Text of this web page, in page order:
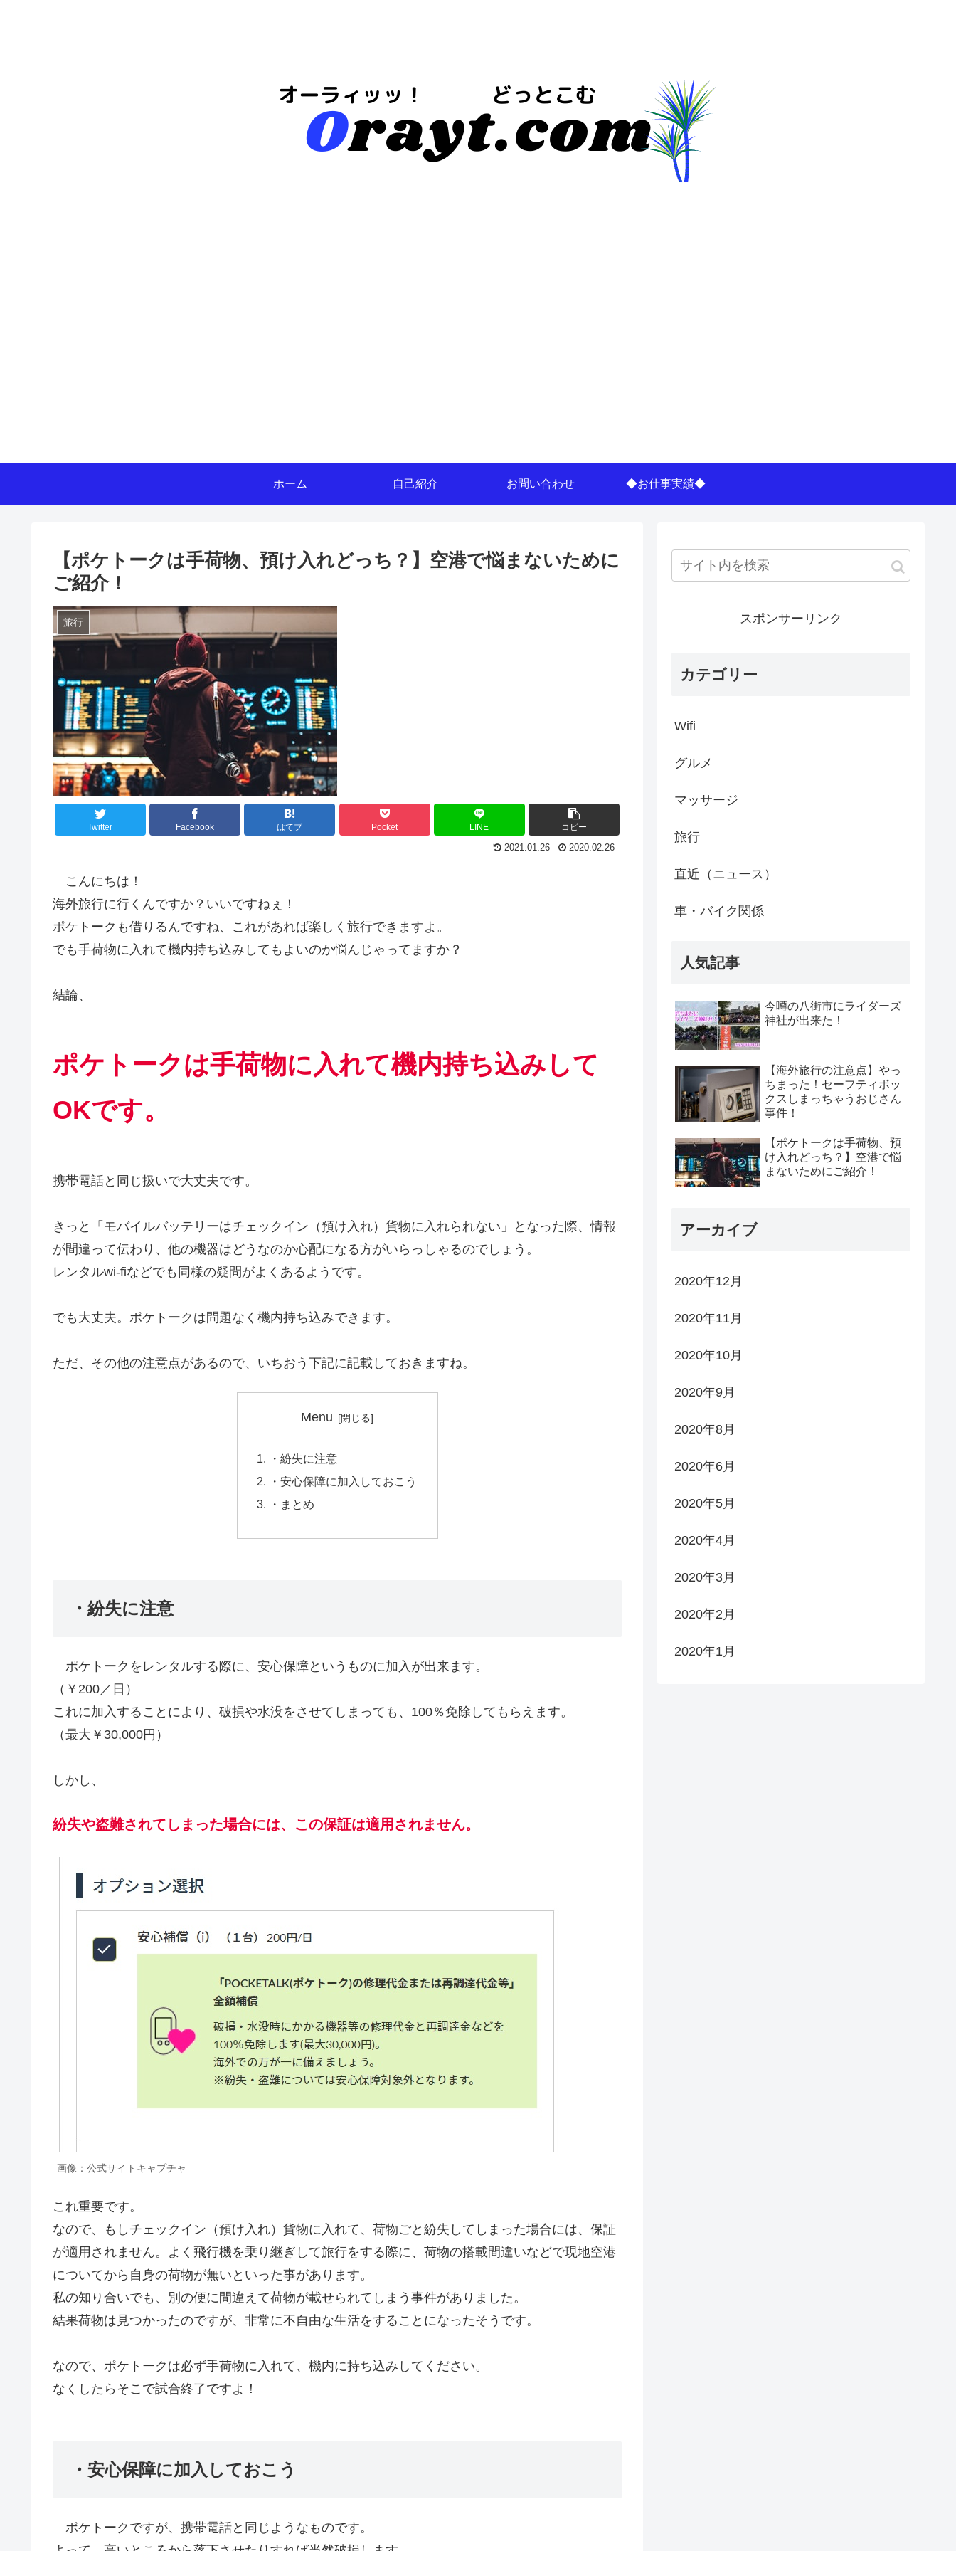
ホーム 自己紹介 お問い合わせ ◆お仕事実績◆
【ポケトークは手荷物、預け入れどっち？】空港で悩まないために
ご紹介！
旅行
Twitter Facebook はてブ Pocket LINE コピー
2021.01.26 2020.02.26
こんにちは！
海外旅行に行くんですか？いいですねぇ！
ポケトークも借りるんですね、これがあれば楽しく旅行できますよ。
でも手荷物に入れて機内持ち込みしてもよいのか悩んじゃってますか？
結論、
ポケトークは手荷物に入れて機内持ち込みして
OKです。
携帯電話と同じ扱いで大丈夫です。
きっと「モバイルバッテリーはチェックイン（預け入れ）貨物に入れられない」となった際、情報
が間違って伝わり、他の機器はどうなのか心配になる方がいらっしゃるのでしょう。
レンタルwi-fiなどでも同様の疑問がよくあるようです。
でも大丈夫。ポケトークは問題なく機内持ち込みできます。
ただ、その他の注意点があるので、いちおう下記に記載しておきますね。
Menu
・紛失に注意
・安心保障に加入しておこう
・まとめ
・紛失に注意
ポケトークをレンタルする際に、安心保障というものに加入が出来ます。
（￥200／日）
これに加入することにより、破損や水没をさせてしまっても、100％免除してもらえます。
（最大￥30,000円）
しかし、
紛失や盗難されてしまった場合には、この保証は適用されません。
画像：公式サイトキャプチャ
これ重要です。
なので、もしチェックイン（預け入れ）貨物に入れて、荷物ごと紛失してしまった場合には、保証
が適用されません。よく飛行機を乗り継ぎして旅行をする際に、荷物の搭載間違いなどで現地空港
についてから自身の荷物が無いといった事があります。
私の知り合いでも、別の便に間違えて荷物が載せられてしまう事件がありました。
結果荷物は見つかったのですが、非常に不自由な生活をすることになったそうです。
なので、ポケトークは必ず手荷物に入れて、機内に持ち込みしてください。
なくしたらそこで試合終了ですよ！
・安心保障に加入しておこう
ポケトークですが、携帯電話と同じようなものです。
スポンサーリンク
カテゴリー
Wifi
グルメ
マッサージ
旅行
直近（ニュース）
車・バイク関係
人気記事
今噂の八街市にライダーズ
神社が出来た！
【海外旅行の注意点】やっ
ちまった！セーフティボッ
クスしまっちゃうおじさん
事件！
【ポケトークは手荷物、預
け入れどっち？】空港で悩
まないためにご紹介！
アーカイブ
2020年12月
2020年11月
2020年10月
2020年9月
2020年8月
2020年6月
2020年5月
2020年4月
2020年3月
2020年2月
2020年1月